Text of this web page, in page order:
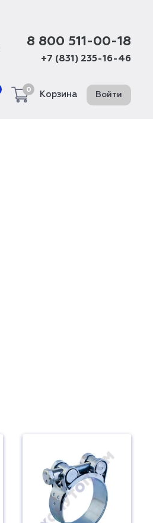
8 800 511-00-18
+7 (831) 235-16-46
0
Корзина Войти